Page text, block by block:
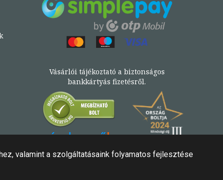
Vásárlói tájékoztató a biztonságos
bankkártyás fizetésről.
Könyv az Árukeresőn